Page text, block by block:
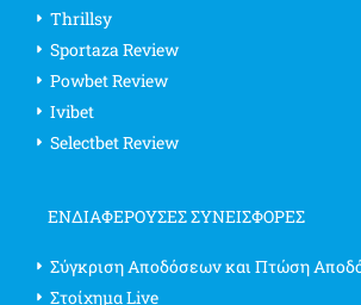
Thrillsy
Sportaza Review
Powbet Review
Ivibet
Selectbet Review
ΕΝΔΙΑΦΈΡΟΥΣΕΣ ΣΥΝΕΙΣΦΟΡΈΣ
Σύγκριση Αποδόσεων και Πτώση
Στοίχημα Live